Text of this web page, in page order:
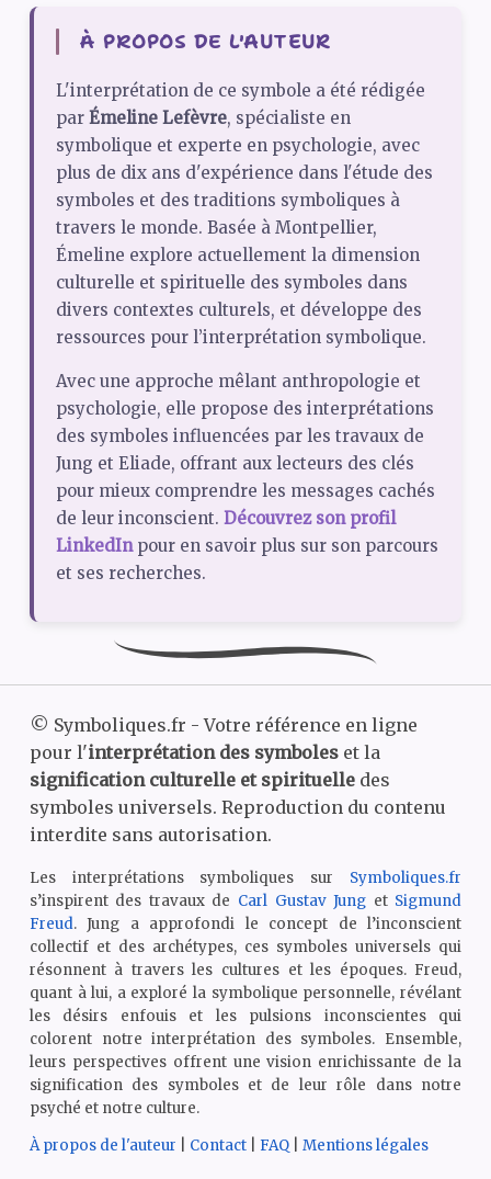
À PROPOS DE L'AUTEUR
L'interprétation de ce symbole a été rédigée
par Émeline Lefèvre, spécialiste en
symbolique et experte en psychologie, avec
plus de dix ans d'expérience dans l'étude des
symboles et des traditions symboliques à
travers le monde. Basée à Montpellier,
Émeline explore actuellement la dimension
culturelle et spirituelle des symboles dans
divers contextes culturels, et développe des
ressources pour l’interprétation symbolique.
Avec une approche mêlant anthropologie et
psychologie, elle propose des interprétations
des symboles influencées par les travaux de
Jung et Eliade, offrant aux lecteurs des clés
pour mieux comprendre les messages cachés
de leur inconscient. Découvrez son profil
LinkedInpour en savoir plus sur son parcours
et ses recherches.
© Symboliques.fr - Votre référence en ligne
pour l'interprétation des symboleset la
signification culturelle et spirituelledes
symboles universels. Reproduction du contenu
interdite sans autorisation.
Les interprétations symboliques sur Symboliques.fr
s’inspirent des travaux de Carl Gustav Jung et Sigmund
Freud. Jung a approfondi le concept de l’inconscient
collectif et des archétypes, ces symboles universels qui
résonnent à travers les cultures et les époques. Freud,
quant à lui, a exploré la symbolique personnelle, révélant
les désirs enfouis et les pulsions inconscientes qui
colorent notre interprétation des symboles. Ensemble,
leurs perspectives offrent une vision enrichissante de la
signification des symboles et de leur rôle dans notre
psyché et notre culture.
À propos de l'auteur Contact| FAQ| Mentions légales